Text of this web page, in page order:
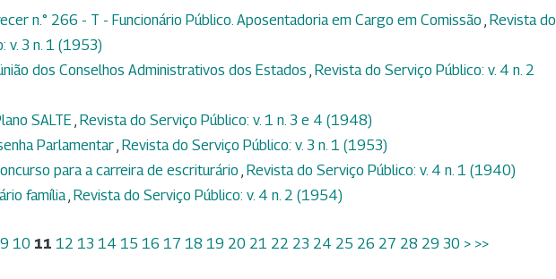
n.° 266 - T - Funcionário Público. Aposentadoria em Cargo em Comissão , Revista do
v. 3 n. 1 (1953)
dos Conselhos Administrativos dos Estados , Revista do Serviço Público: v. 4 n. 2
SALTE , Revista do Serviço Público: v. 1 n. 3 e 4 (1948)
Parlamentar, Revista do Serviço Público: v. 3 n. 1 (1953)
para a carreira de escriturário , Revista do Serviço Público: v. 4 n. 1 (1940)
família, Revista do Serviço Público: v. 4 n. 2 (1954)
9 10 11 12 13 14 15 16 17 18 19 20 21 22 23 24 25 26 27 28 29 30 > >>